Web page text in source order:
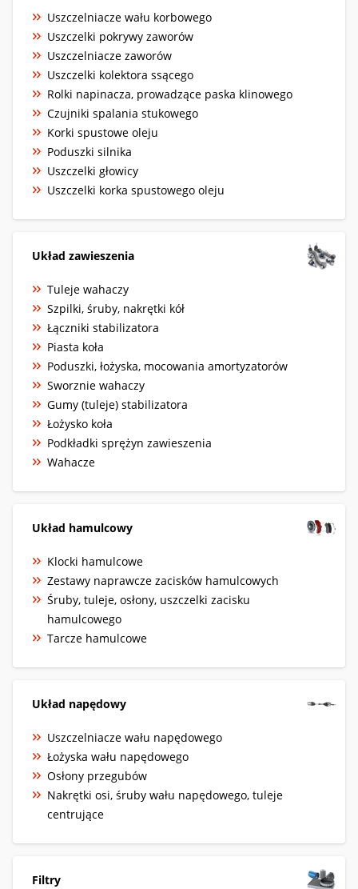
Uszczelniacze wału korbowego
Uszczelki pokrywy zaworów
Uszczelniacze zaworów
Uszczelki kolektora ssącego
Rolki napinacza, prowadzące paska klinowego
Czujniki spalania stukowego
Korki spustowe oleju
Poduszki silnika
Uszczelki głowicy
Uszczelki korka spustowego oleju
Układ zawieszenia
Tuleje wahaczy
Szpilki, śruby, nakrętki kół
Łączniki stabilizatora
Piasta koła
Poduszki, łożyska, mocowania amortyzatorów
Sworznie wahaczy
Gumy (tuleje) stabilizatora
Łożysko koła
Podkładki sprężyn zawieszenia
Wahacze
Układ hamulcowy
Klocki hamulcowe
Zestawy naprawcze zacisków hamulcowych
Śruby, tuleje, osłony, uszczelki zacisku
hamulcowego
Tarcze hamulcowe
Układ napędowy
Uszczelniacze wału napędowego
Łożyska wału napędowego
Osłony przegubów
Nakrętki osi, śruby wału napędowego, tuleje
centrujące
Filtry